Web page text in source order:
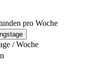
pro Woche
/ Woche